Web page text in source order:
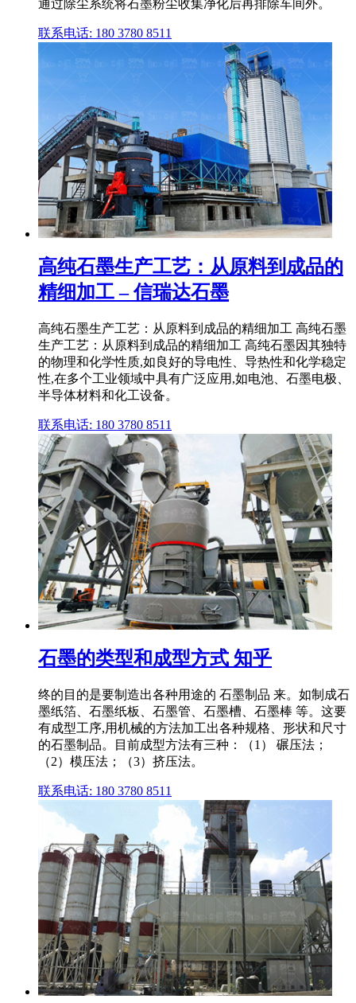
通过除尘系统将石墨粉尘收集净化后再排除车间外。
联系电话: 180 3780 8511
高纯石墨生产工艺：从原料到成品的
精细加工 – 信瑞达石墨
高纯石墨生产工艺：从原料到成品的精细加工 高纯石墨
生产工艺：从原料到成品的精细加工 高纯石墨因其独特
的物理和化学性质,如良好的导电性、导热性和化学稳定
性,在多个工业领域中具有广泛应用,如电池、石墨电极、
半导体材料和化工设备。
联系电话: 180 3780 8511
石墨的类型和成型方式 知乎
终的目的是要制造出各种用途的 石墨制品 来。如制成石
墨纸箔、石墨纸板、石墨管、石墨槽、石墨棒 等。这要
有成型工序,用机械的方法加工出各种规格、形状和尺寸
的石墨制品。目前成型方法有三种：（1） 碾压法；
（2）模压法；（3）挤压法。
联系电话: 180 3780 8511